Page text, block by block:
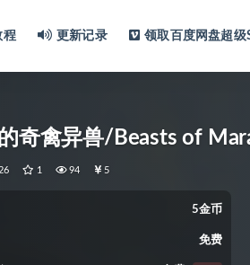
程 更新记录 领取百度网盘超级
奇禽异兽/Beasts of
1 94 5
5金币
免费